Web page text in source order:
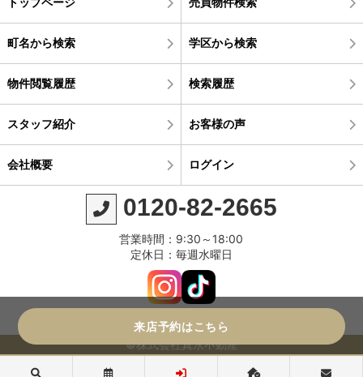
町名から検索 学区から検索
物件閲覧履歴 検索履歴
スタッフ紹介 お客様の声
会社概要 ログイン
0120-82-2665
営業時間：9:30～18:00
定休日：毎週水曜日
©株式会社真永不動産
来店予約はこちら